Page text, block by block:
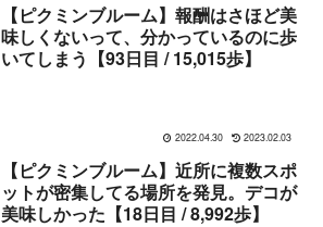
【ピクミンブルーム】報酬はさほど美
味しくないって、分かっているのに歩
いてしまう【93日目 / 15,015歩】
2022.04.30 2023.02.03
【ピクミンブルーム】近所に複数スポ
ットが密集してる場所を発見。デコが
美味しかった【18日目 / 8,992歩】